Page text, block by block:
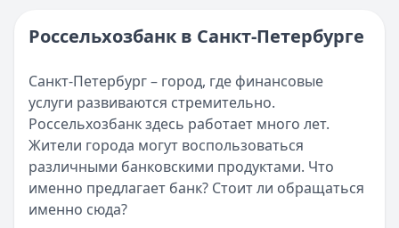
В 2025 году получить ипотечный кредит
Опубликовано:17 ноября 2025 г.
Читать статью
Интернет-банк Бинбанка
Кратко:Современные банковские услуги стали еще
Опубликовано:17 ноября 2025 г.
Категория:Кредиты
Читать статью
Субсидии малоимущим семьям в 2025 году
Россельхозбанк в Санкт-Петербурге
Санкт-Петербург – город, где финансовые
услуги развиваются стремительно.
Россельхозбанк здесь работает много лет.
Жители города могут воспользоваться
различными банковскими продуктами. Что
именно предлагает банк? Стоит ли обращаться
именно сюда?